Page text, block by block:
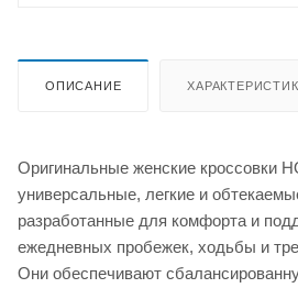
ОПИСАНИЕ
Оригинальные женские кроссовки
универсальные, легкие и
разработанные для комфорта и
ежедневных пробежек, ходьбы и
Они обеспечивают